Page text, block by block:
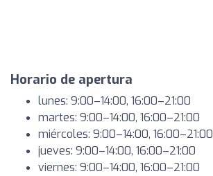
Horario de apertura
lunes: 9:00–14:00, 16:00–21:00
martes: 9:00–14:00, 16:00–21:00
miércoles: 9:00–14:00, 16:00–21:00
jueves: 9:00–14:00, 16:00–21:00
viernes: 9:00–14:00, 16:00–21:00